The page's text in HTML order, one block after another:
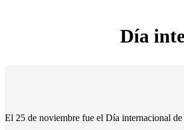
Día
El 25 de noviembre fue el Día internacional